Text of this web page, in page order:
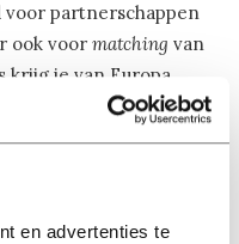
en advertenties te
voor partnerschappen
ook voor matching van
krijg je van Europa
vergoed en
komen.
extra uittrekken voor